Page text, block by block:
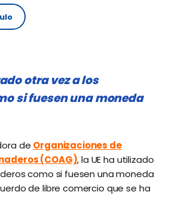
otra vez a los
si fuesen una moneda
de Organizaciones de
(COAG), la UE ha utilizado
como si fuesen una moneda
de libre comercio que se ha